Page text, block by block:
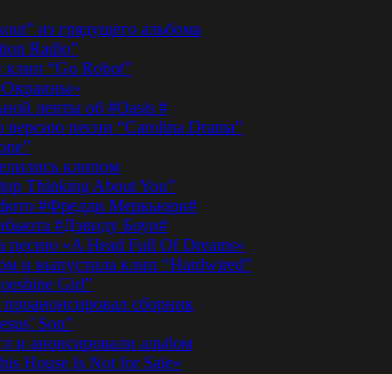
из грядущего альбома
Radio”
клип “Go Robot”
ленты об #Oasis #
песни “Carolina Drama”
клипом
Thinking About You”
фото #Фредди Меркьюри#
#Дэвиду Боуи#
песню «A Head Full Of Dreams»
и выпустила клип “Hardwired”
Girl”
сборник
Son”
и анонсировали альбом
House Is Not for Sale»